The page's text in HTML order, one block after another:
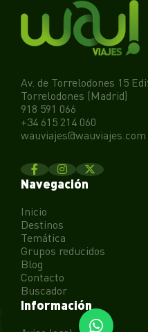
Av. de Torrelodones 15
Torrelodones (Madrid)
918 591 066
+34 615 214 060
wauviajes@wauviajes.com
Navegación
Inicio
Destinos
Temática
Grupos reducidos
Blog
Contacto
Buscador
Información